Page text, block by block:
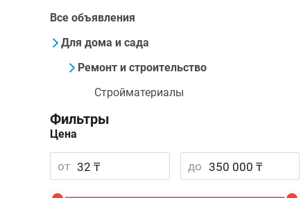
Все объявления
Для дома и сада
Ремонт и строительство
Стройматериалы
Фильтры
Цена
от до